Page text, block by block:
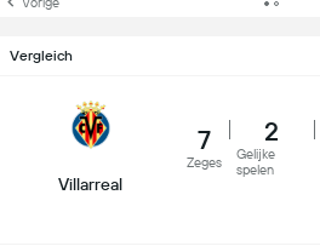
Vergleich
Villarreal
7
Zeges
2
Gelijke
spelen